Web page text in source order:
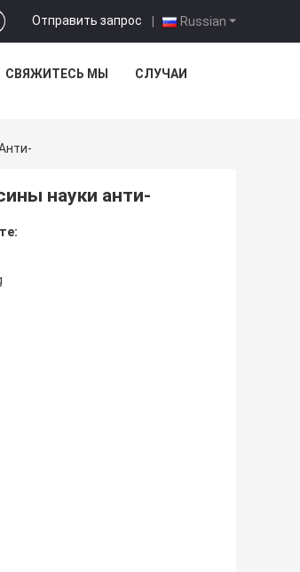
Russian
Отправить запрос |
СВЯЖИТЕСЬ МЫ СЛУЧАИ
науки анти-